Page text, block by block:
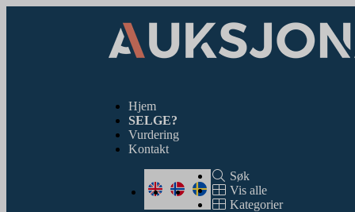
Hjem
SELGE?
Vurdering
Kontakt
Søk
Vis alle
Kategorier